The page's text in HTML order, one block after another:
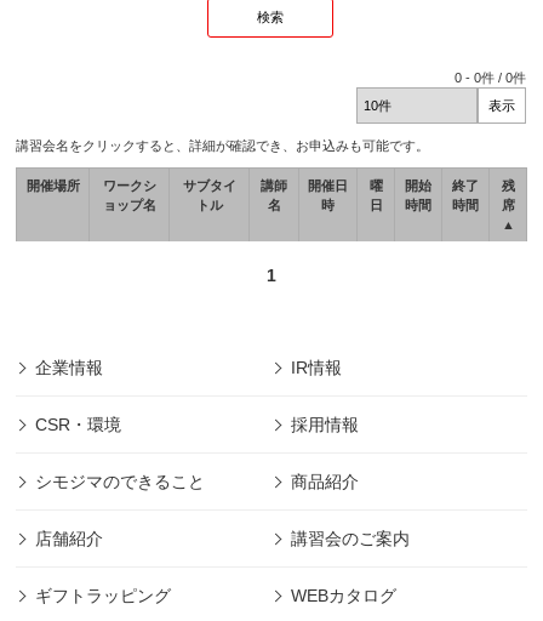
0 -0件 /0件
講習会名をクリックすると、詳細が確認でき、お申込みも可能です。
開催場所
ワークシ
ョップ名
サブタイ
トル
講師
名
開催日
時
曜
日
開始
時間
終了
時間
残
席
▲
1
企業情報 IR情報
CSR・環境 採用情報
シモジマのできること 商品紹介
店舗紹介 講習会のご案内
ギフトラッピング WEBカタログ